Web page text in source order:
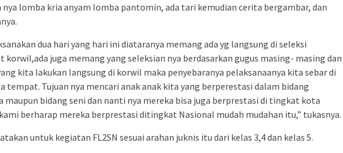
lomba kria anyam lomba pantomin, ada tari kemudian cerita bergambar, dan
dua hari yang hari ini diataranya memang ada yg langsung di seleksi
korwil,ada juga memang yang seleksian nya berdasarkan gugus masing- masing dan
kita lakukan langsung di korwil maka penyebaranya pelaksanaanya kita sebar di
tempat. Tujuan nya mencari anak anak kita yang berperestasi dalam bidang
maupun bidang seni dan nanti nya mereka bisa juga berprestasi di tingkat kota
berharap mereka berprestasi ditingkat Nasional mudah mudahan itu,” tukasnya.
untuk kegiatan FL2SN sesuai arahan juknis itu dari kelas 3,4 dan kelas 5.